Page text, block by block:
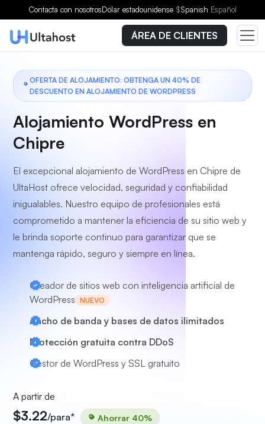
Contacta con nosotrosDólar estadounidense $Spanish Español
ÁREA DE CLIENTES
OFERTA DE ALOJAMIENTO: OBTENGA UN 40% DE
DESCUENTO EN ALOJAMIENTO DE WORDPRESS
Alojamiento WordPress en
Chipre
El excepcional alojamiento de WordPress en Chipre de
UltaHost ofrece velocidad, seguridad y confiabilidad
inigualables. Nuestro equipo de profesionales está
comprometido a mantener la eficiencia de su sitio web y
le brinda soporte continuo para garantizar que se
mantenga rápido, seguro y siempre en línea.
Creador de sitios web con inteligencia artificial de
WordPress NUEVO
Ancho de banda y bases de datos ilimitados
Protección gratuita contra DDoS
Gestor de WordPress y SSL gratuito
A partir de
$3.22/para* Ahorrar 40%